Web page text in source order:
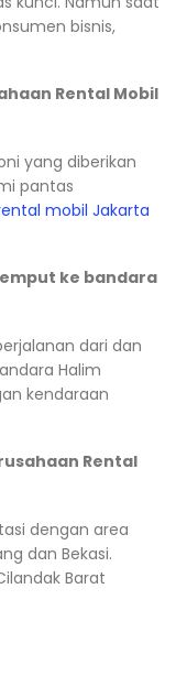
bisnis,
Rental Mobil
yang diberikan
pantas
mobil Jakarta
ke bandara
dari dan
Halim
kendaraan
Rental
dengan area
dan Bekasi.
Barat